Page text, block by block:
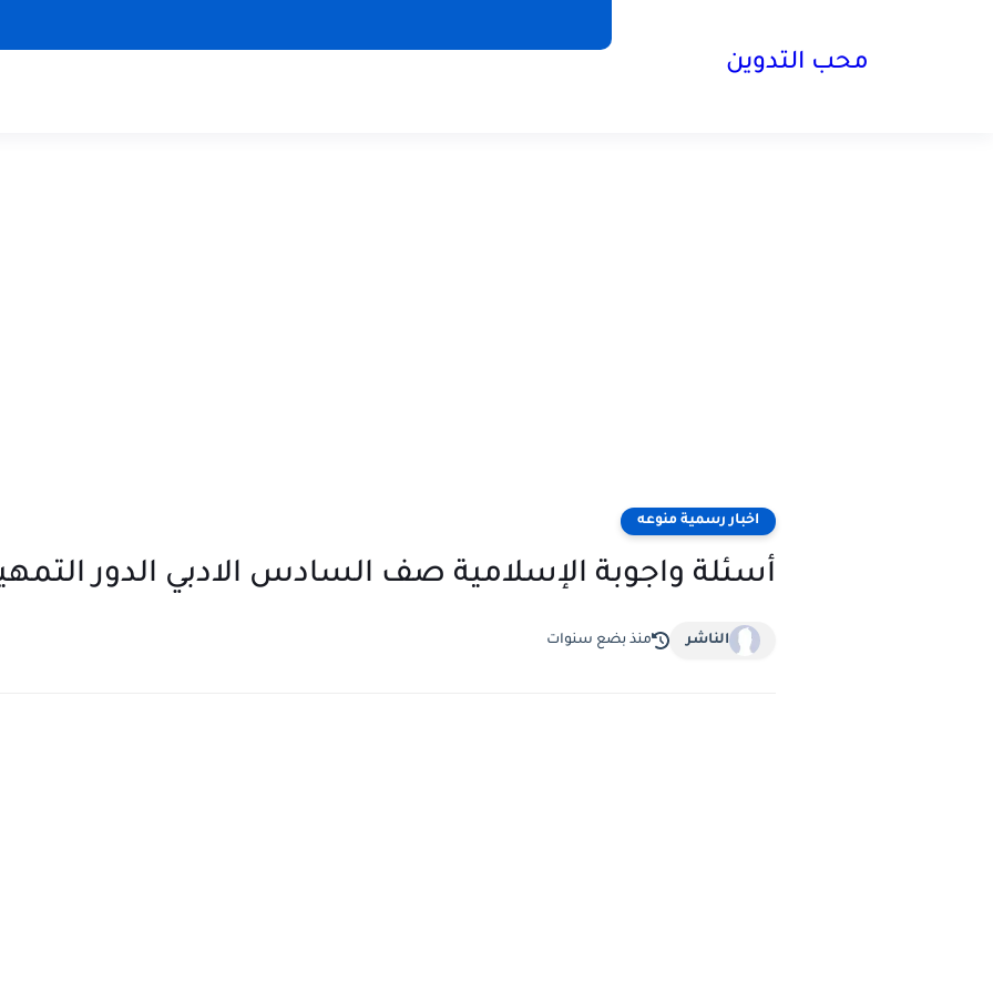
محب التدوين
اخبار رسمية منوعه
أسئلة واجوبة الإسلامية صف السادس الادبي الدور التمهيدي
الناشر منذ بضع سنوات